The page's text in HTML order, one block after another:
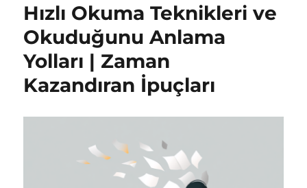
Hızlı Okuma Teknikleri ve
Okuduğunu Anlama
Yolları | Zaman
Kazandıran İpuçları